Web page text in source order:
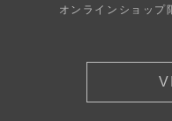
オンラインショップ